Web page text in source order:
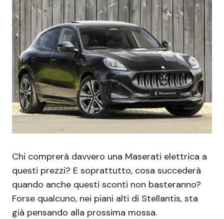
Chi comprerà davvero una Maserati elettrica a
questi prezzi? E soprattutto, cosa succederà
quando anche questi sconti non basteranno?
Forse qualcuno, nei piani alti di Stellantis, sta
già pensando alla prossima mossa.